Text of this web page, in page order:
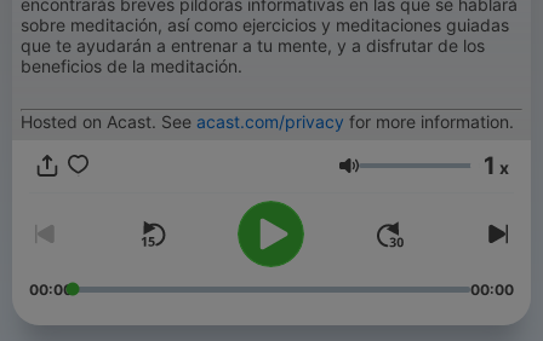
encontrarás breves píldoras informativas en las que se hablará
sobre meditación, así como ejercicios y meditaciones guiadas
que te ayudarán a entrenar a tu mente, y a disfrutar de los
beneficios de la meditación.
Hosted on Acast. See acast.com/privacy for more information.
Głośność 1 x
00:00 00:00